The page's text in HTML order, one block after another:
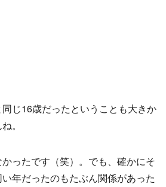
じ16歳だったということも大きか
。
ったです（笑）。でも、確かにそ
年だったのもたぶん関係があった